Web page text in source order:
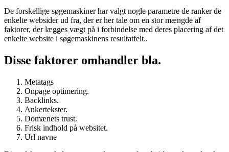
De forskellige søgemaskiner har valgt nogle parametre de ranker de
enkelte websider ud fra, der er her tale om en stor mængde af
faktorer, der lægges vægt på i forbindelse med deres placering af det
enkelte website i søgemaskinens resultatfelt..
Disse faktorer omhandler bla.
Metatags
Onpage optimering.
Backlinks.
Ankertekster.
Domænets trust.
Frisk indhold på websitet.
Url navne